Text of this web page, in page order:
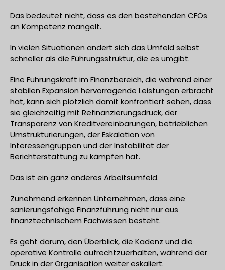
Das bedeutet nicht, dass es den bestehenden CFOs
an Kompetenz mangelt.
In vielen Situationen ändert sich das Umfeld selbst
schneller als die Führungsstruktur, die es umgibt.
Eine Führungskraft im Finanzbereich, die während einer
stabilen Expansion hervorragende Leistungen erbracht
hat, kann sich plötzlich damit konfrontiert sehen, dass
sie gleichzeitig mit Refinanzierungsdruck, der
Transparenz von Kreditvereinbarungen, betrieblichen
Umstrukturierungen, der Eskalation von
Interessengruppen und der Instabilität der
Berichterstattung zu kämpfen hat.
Das ist ein ganz anderes Arbeitsumfeld.
Zunehmend erkennen Unternehmen, dass eine
sanierungsfähige Finanzführung nicht nur aus
finanztechnischem Fachwissen besteht.
Es geht darum, den Überblick, die Kadenz und die
operative Kontrolle aufrechtzuerhalten, während der
Druck in der Organisation weiter eskaliert.